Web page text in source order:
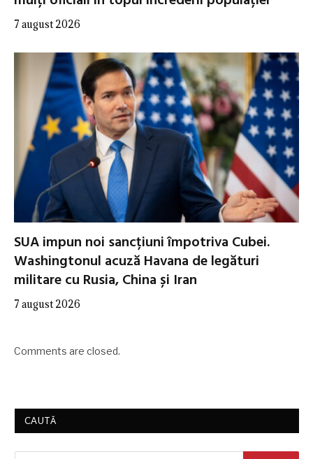
7 august 2026
SUA impun noi sancțiuni împotriva Cubei.
Washingtonul acuză Havana de legături
militare cu Rusia, China și Iran
7 august 2026
Comments are closed.
CAUTĂ